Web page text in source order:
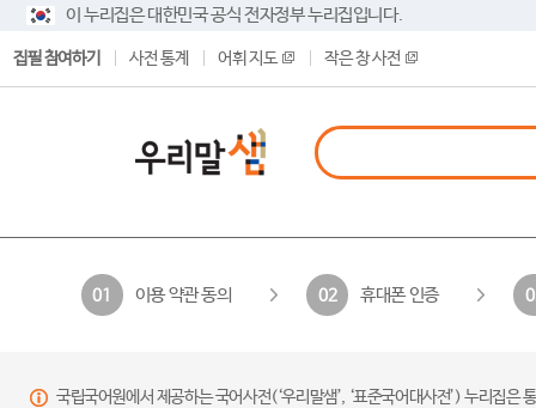
이 누리집은 대한민국 공식 전자정부 누리집입니다.
집필 참여하기 사전 통계 어휘 지도 작은 창 사전
01 이용 약관 동의 02 휴대폰 인증
국립국어원에서 제공하는 국어사전(‘우리말샘’, ‘표준국어대사전’) 누리집